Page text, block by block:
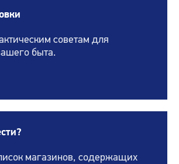
советам для
быта.
магазинов, содержащих